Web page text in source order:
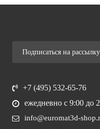
Подписаться на рассылку
+7 (495) 532-65-76
ежедневно с 9:00 до
info@euromat3d-